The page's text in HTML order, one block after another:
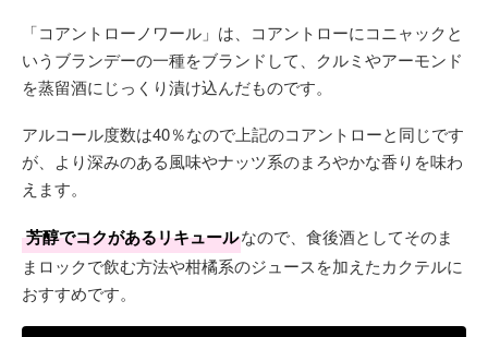
「コアントローノワール」は、コアントローにコニャックと
いうブランデーの一種をブランドして、クルミやアーモンド
を蒸留酒にじっくり漬け込んだものです。
アルコール度数は40％なので上記のコアントローと同じです
が、より深みのある風味やナッツ系のまろやかな香りを味わ
えます。
芳醇でコクがあるリキュールなので、食後酒としてそのま
まロックで飲む方法や柑橘系のジュースを加えたカクテルに
おすすめです。